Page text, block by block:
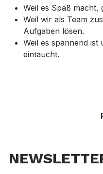
Weil es Spaß macht,
Weil wir als Team
Aufgaben lösen.
Weil es spannend ist
eintaucht.